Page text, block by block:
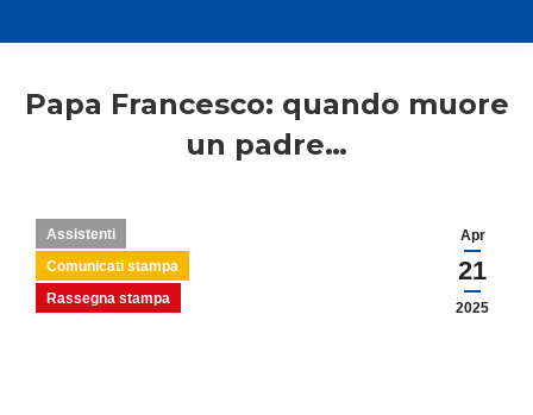
Papa Francesco: quando muore
un padre…
Apr
21
2025
Assistenti
Comunicati stampa
Rassegna stampa